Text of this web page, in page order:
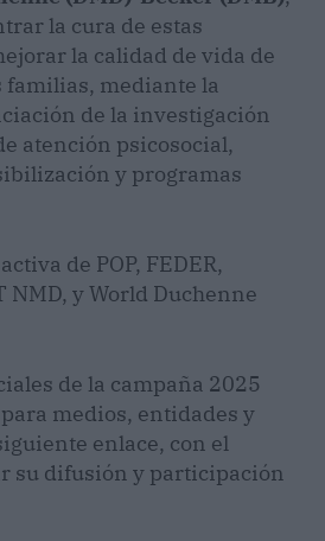
la cura de estas
la calidad de vida de
familias, mediante la
de la investigación
atención psicosocial,
y programas
de POP, FEDER,
NMD, y World Duchenne
de la campaña 2025
medios, entidades y
enlace, con el
su difusión y participación